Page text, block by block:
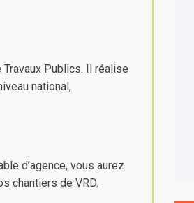
Publics. Il réalise
national,
d’agence, vous aurez
chantiers de VRD.